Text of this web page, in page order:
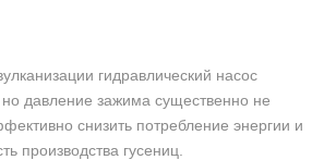
гидравлический насос
но давление зажима существенно не
снизить потребление энергии и
производства гусениц.